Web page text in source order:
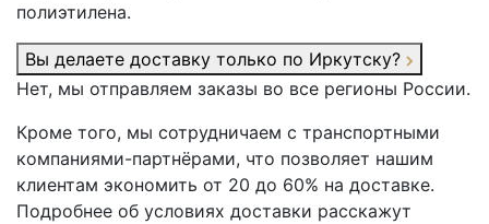
полиэтилена.
Вы делаете доставку только по Иркутску?
Нет, мы отправляем заказы во все регионы России.
Кроме того, мы сотрудничаем с транспортными
компаниями-партнёрами, что позволяет нашим
клиентам экономить от 20 до 60% на доставке.
Подробнее об условиях доставки расскажут